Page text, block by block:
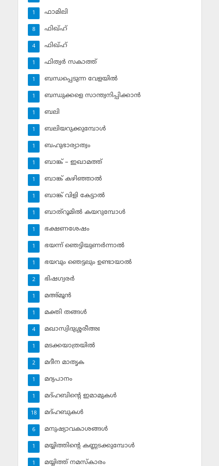
ഫാമിലി
1
ഫിഖ്ഹ്
8
ഫിഖ്ഹ്‌
4
ഫിത്വര്‍ സകാത്ത്‌
1
ബന്ധപ്പെടുന്ന വേളയില്‍
1
ബന്ധുക്കളെ സാന്ത്വനിപ്പിക്കാന്‍
1
ബലി
1
ബലിയറുക്കുമ്പോള്‍
1
ബഹുഭാര്യാത്വം
1
ബാങ്ക് – ഇഖാമത്ത്
1
ബാങ്ക് കഴിഞ്ഞാല്‍
1
ബാങ്ക് വിളി കേട്ടാല്‍
1
ബാത്‌റൂമില്‍ കയറുമ്പോള്‍
1
ഭക്ഷണശേഷം
1
ഭയന്ന് ഞെട്ടിയുണര്‍ന്നാല്‍
1
ഭയവും ഞെട്ടലും ഉണ്ടായാല്‍
1
ഭിഷഗ്വരര്‍
2
മഅ്മൂന്‍
1
മക്തി തങ്ങള്‍
1
മഖാസ്വിദുശ്ശരീഅഃ
4
മടക്കയാത്രയില്‍
1
മദീന മാതൃക
2
മദ്യപാനം
1
മദ്ഹബിന്റെ ഇമാമുകള്‍
1
മദ്ഹബുകള്‍
18
മനുഷ്യാവകാശങ്ങള്‍
6
മയ്യിത്തിന്റെ കണ്ണടക്കുമ്പോള്‍
1
മയ്യിത്ത് നമസ്‌കാരം
1